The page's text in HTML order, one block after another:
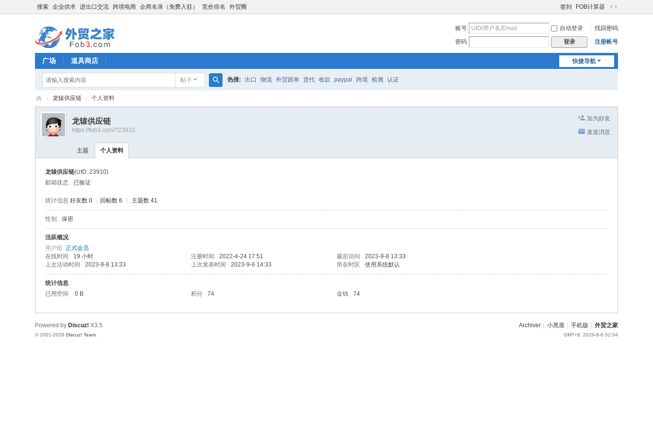
搜索 企业供求 进出口交流 跨境电商 企商名录（免费入驻） 竞价排名 外贸圈 签到 FOB计算器
切
换
到
宽
账号 自动登录
找回密码
密码
登录 注册帐号
快捷导航
广场 道具商店
帖子
索
热搜: 出口 物流 外贸跟单 货代 收款 paypal 跨境 检测 认证
外
之
› 龙辕供应链 › 个人资料
加为好友
发送消息
龙辕供应链
https://fob3.com/?23910
主题 个人资料
龙辕供应链(UID: 23910)
邮箱状态
已验证
统计信息 好友数 0 回帖数 6 主题数 41
性别 保密
活跃概况
用户组 正式会员
在线时间
19 小时 注册时间 2022-4-24 17:51 最后访问
2023-9-8 13:33
上次活动时间
2023-9-8 13:33 上次发表时间 2023-9-6 14:33 所在时区 使用系统默认
统计信息
已用空间
0 B 积分 74 金钱 74
Archiver 小黑屋 手机版 外贸之家
GMT+8, 2026-8-8 02:04
Powered by Discuz! X3.5
© 2001-2026 Discuz! Team